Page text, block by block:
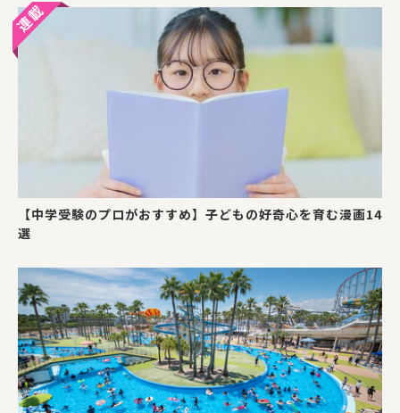
【中学受験のプロがおすすめ】子どもの好奇心を育む漫画14
選